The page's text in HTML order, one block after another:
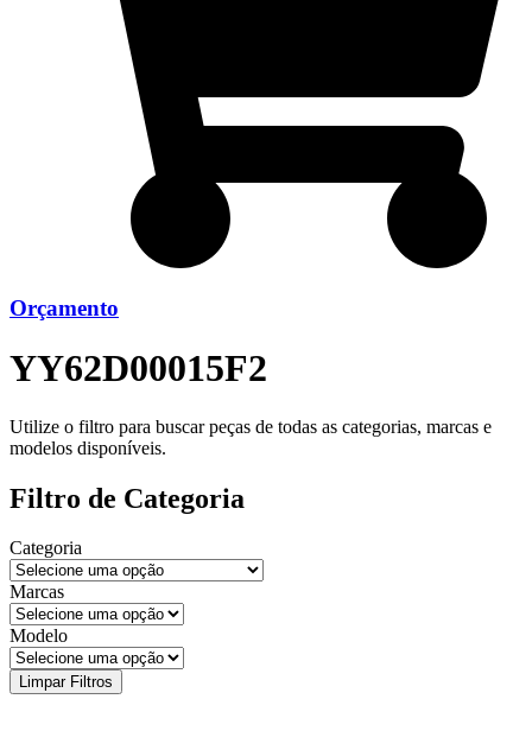
Orçamento
YY62D00015F2
Utilize o filtro para buscar peças de todas as categorias, marcas e
modelos disponíveis.
Filtro de Categoria
Categoria
Marcas
Modelo
Limpar Filtros